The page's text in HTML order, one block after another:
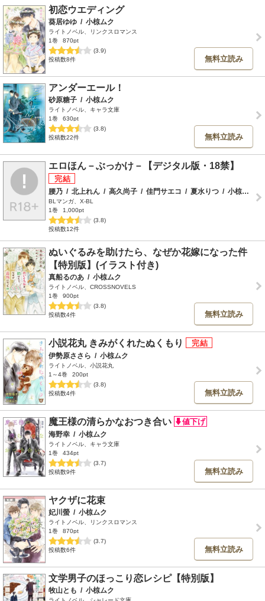
初恋ウエディング
葵居ゆゆ / 小椋ムク
ライトノベル、リンクスロマンス
1巻
870pt
(3.9)
投稿数8件
無料立読み
アンダーエール！
砂原糖子 / 小椋ムク
ライトノベル、キャラ文庫
1巻
630pt
(3.8)
投稿数22件
無料立読み
エロほん－ぶっかけ－【デジタル版・18禁】
腰乃 / 北上れん / 高久尚子 / 佳門サエコ / 夏水りつ / 小椋ムク
BLマンガ、X-BL
1巻
1,000pt
(3.8)
投稿数12件
ぬいぐるみを助けたら、なぜか花嫁になった件
【特別版】(イラスト付き)
真船るのあ / 小椋ムク
ライトノベル、CROSSNOVELS
1巻
900pt
(3.8)
投稿数4件
無料立読み
小説花丸 きみがくれたぬくもり
伊勢原ささら / 小椋ムク
ライトノベル、小説花丸
1～4巻
200pt
(3.8)
投稿数4件
無料立読み
魔王様の清らかなおつき合い
海野幸 / 小椋ムク
ライトノベル、キャラ文庫
1巻
434pt
(3.7)
投稿数9件
無料立読み
ヤクザに花束
妃川螢 / 小椋ムク
ライトノベル、リンクスロマンス
1巻
870pt
(3.7)
投稿数6件
無料立読み
文学男子のほっこり恋レシピ【特別版】
牧山とも / 小椋ムク